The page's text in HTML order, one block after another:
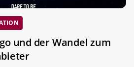
und der Wandel zum